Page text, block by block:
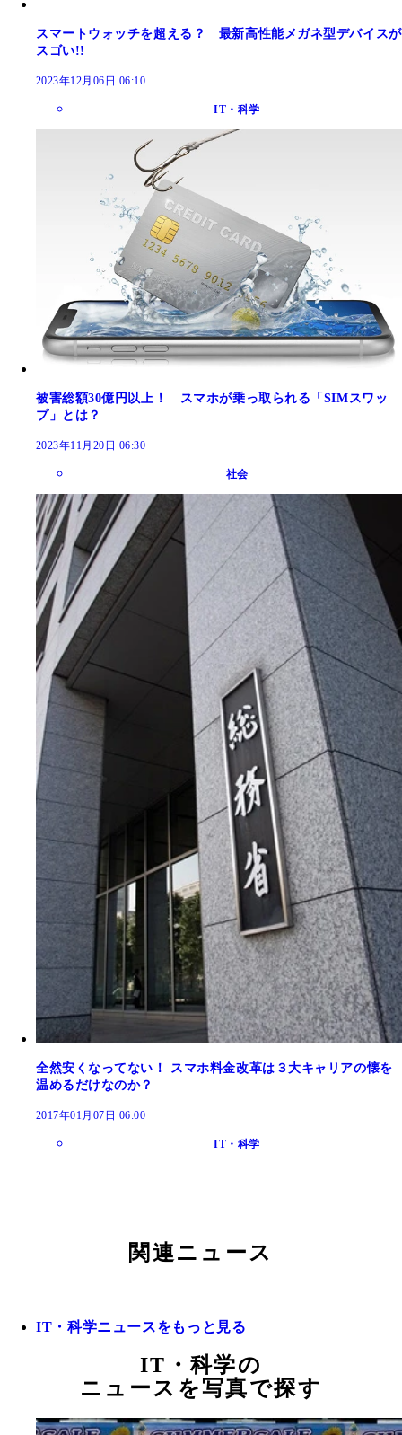
スマートウォッチを超える？ 最新高性能メガネ型デバイスが
スゴい!!
2023年12月06日 06:10
IT・科学
被害総額30億円以上！ スマホが乗っ取られる「SIMスワッ
プ」とは？
2023年11月20日 06:30
社会
全然安くなってない！ スマホ料金改革は３大キャリアの懐を
温めるだけなのか？
2017年01月07日 06:00
IT・科学
関連ニュース
IT・科学ニュースをもっと見る
IT・科学の
ニュースを写真で探す